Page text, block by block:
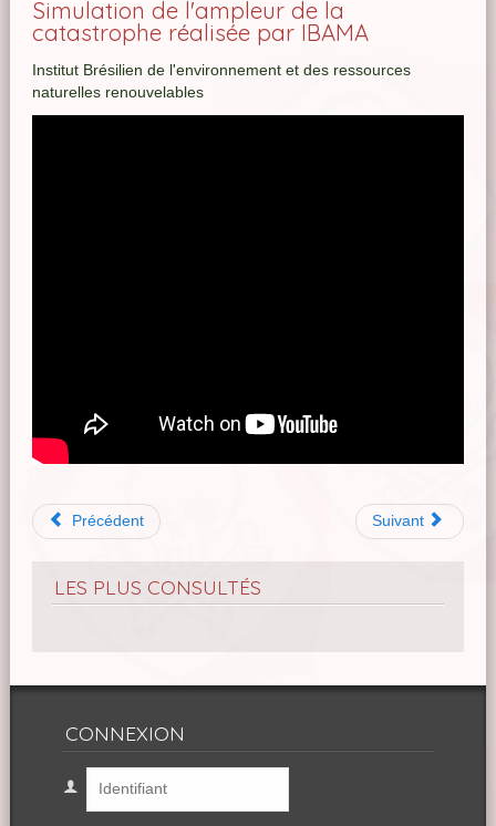
Simulation de l'ampleur de la
catastrophe réalisée par IBAMA
Institut Brésilien de l'environnement et des ressources
naturelles renouvelables
Précédent Suivant
LES PLUS CONSULTÉS
CONNEXION